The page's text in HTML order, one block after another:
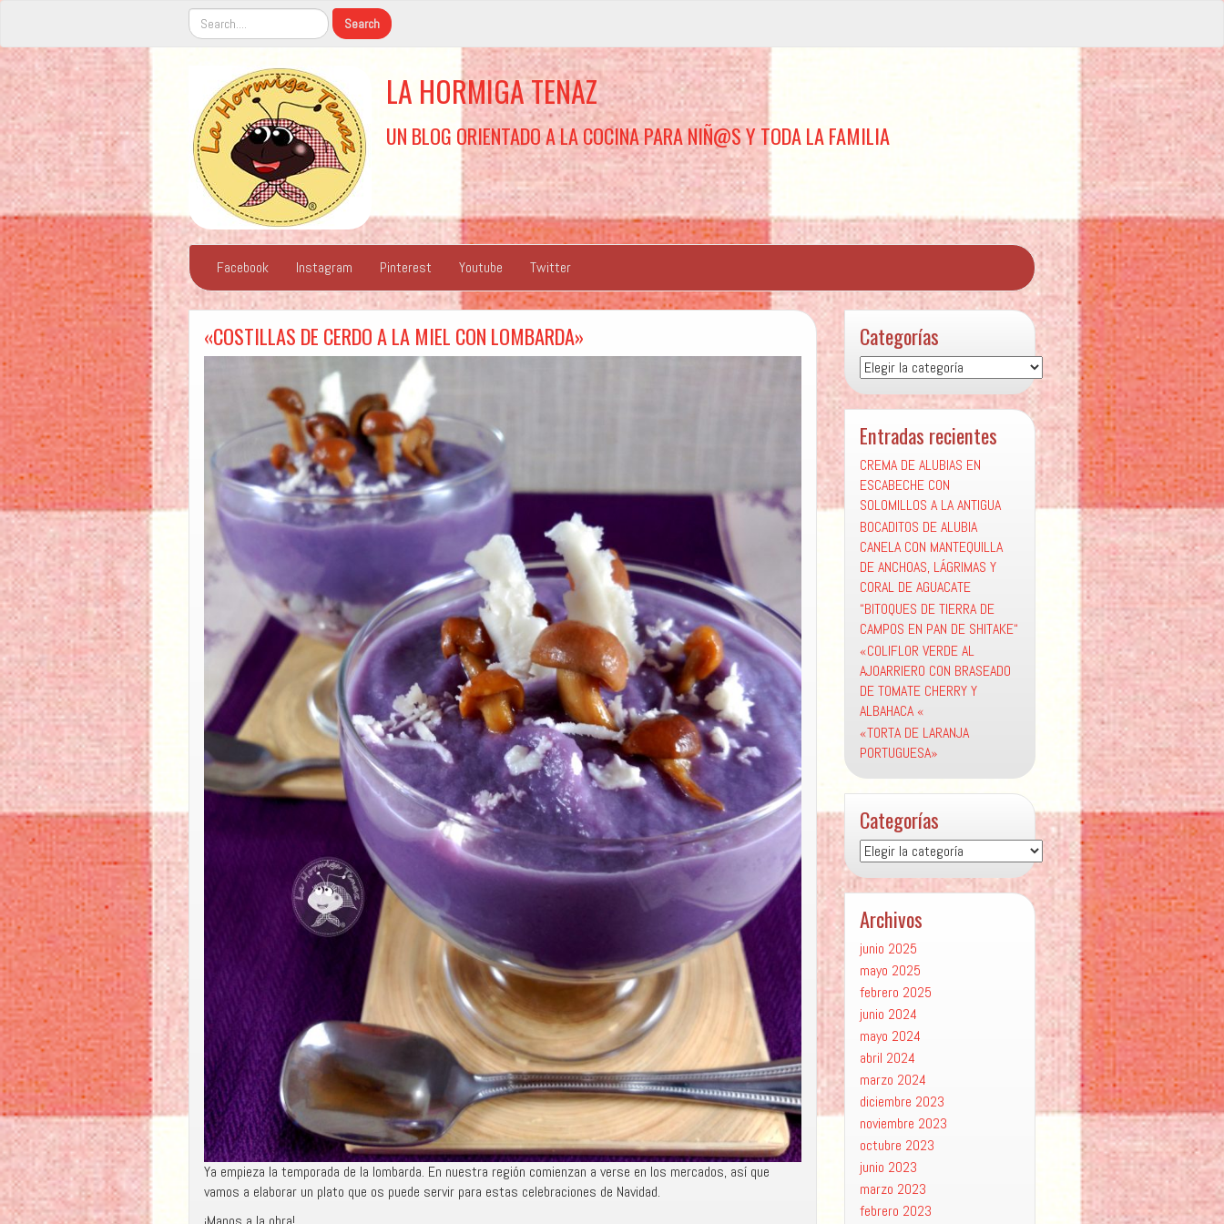
LA HORMIGA TENAZ
UN BLOG ORIENTADO A LA COCINA PARA NIÑ@S Y TODA LA FAMILIA
Facebook Instagram Pinterest Youtube Twitter
«COSTILLAS DE CERDO A LA MIEL CON LOMBARDA»
Ya empieza la temporada de la lombarda. En nuestra región comienzan a verse en los mercados, así que
vamos a elaborar un plato que os puede servir para estas celebraciones de Navidad.
Categorías
Categorías
Entradas recientes
CREMA DE ALUBIAS EN
ESCABECHE CON
SOLOMILLOS A LA ANTIGUA
BOCADITOS DE ALUBIA
CANELA CON MANTEQUILLA
DE ANCHOAS, LÁGRIMAS Y
CORAL DE AGUACATE
“BITOQUES DE TIERRA DE
CAMPOS EN PAN DE SHITAKE“
«COLIFLOR VERDE AL
AJOARRIERO CON BRASEADO
DE TOMATE CHERRY Y
ALBAHACA «
«TORTA DE LARANJA
PORTUGUESA»
Categorías
Categorías
Archivos
junio 2025
mayo 2025
febrero 2025
junio 2024
mayo 2024
abril 2024
marzo 2024
diciembre 2023
noviembre 2023
octubre 2023
junio 2023
marzo 2023
febrero 2023